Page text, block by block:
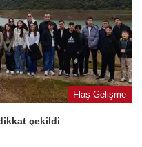
Flaş Gelişme
çekildi